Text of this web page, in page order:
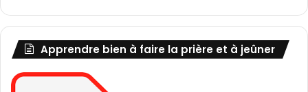
Apprendre bien à faire la prière et à jeûner